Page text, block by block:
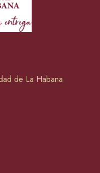
de La Habana